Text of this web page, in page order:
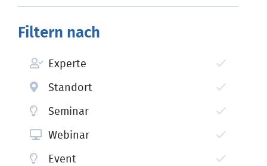
Filtern nach
Experte
Standort
Seminar
Webinar
Event